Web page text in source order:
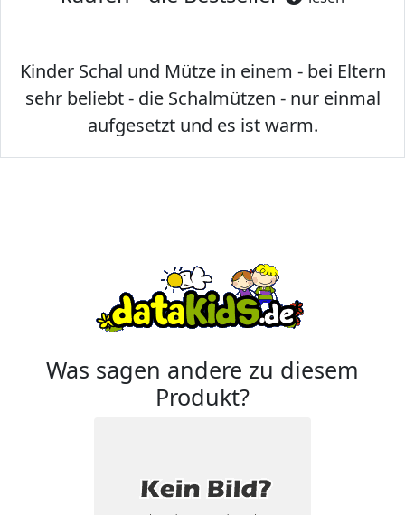
Kinder Schal und Mütze in einem - bei Eltern
sehr beliebt - die Schalmützen - nur einmal
aufgesetzt und es ist warm.
Was sagen andere zu diesem
Produkt?